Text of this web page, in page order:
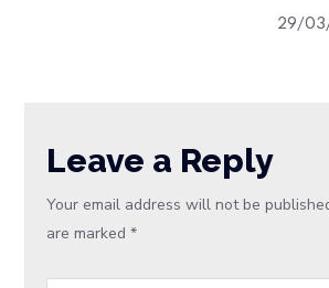
29/
Leave a Reply
Your email address will not be
are marked*